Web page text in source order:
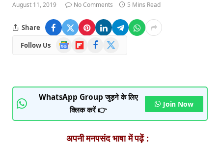
August 11, 2019 No Comments 5 Mins Read
Share
Follow Us
Google
News
FlipboardFacebook
WhatsApp Group जुड़ने के लिए
क्लिक करें 👉
Join Now
अपनी मनपसंद भाषा में पढ़ें :